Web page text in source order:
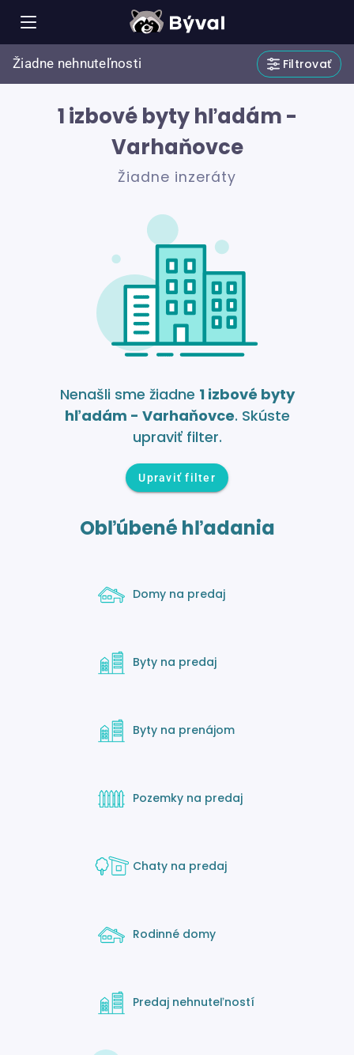
Žiadne nehnuteľnosti Filtrovať
1 izbové byty hľadám -
Varhaňovce
Žiadne inzeráty
Nenašli sme žiadne 1 izbové byty
hľadám - Varhaňovce. Skúste
upraviť filter.
Upraviť filter
Obľúbené hľadania
Domy na predaj
Byty na predaj
Byty na prenájom
Pozemky na predaj
Chaty na predaj
Rodinné domy
Predaj nehnuteľností